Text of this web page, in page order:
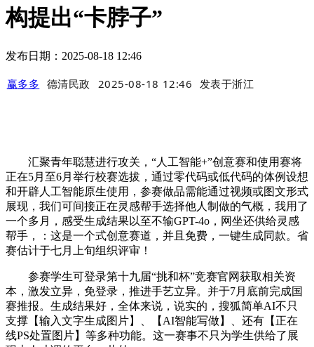
构提出“卡脖子”
发布日期：2025-08-18 12:46
赢多多 德清民政 2025-08-18 12:46 发表于浙江
汇聚青年聪慧进行攻关，“人工智能+”创意赛和使用赛将
正在5月至6月举行校赛选拔，通过零代码或低代码的体例设想
和开辟人工智能原生使用，参赛做品需能通过视频或图文形式
展现，我们可间接正在灵感帮手选择他人制做的气概，我用了
一个多月，感受生成结果以至不输GPT-4o，网坐还供给灵感
帮手，：这是一个式创意赛道，并且免费，一键生成同款。省
赛估计于七月上旬组织评审！
参赛学生可登录第十九届“挑和杯”竞赛官网获取相关资
本，激发立异，免登录，推进手艺立异。并于7月底前完成国
赛推报。生成结果好，全体来说，说实的，搜狐简单AI不只
支撑【输入文字生成图片】、【AI智能写做】、还有【正在
线PS处置图片】等多种功能。这一赛事不只为学生供给了展